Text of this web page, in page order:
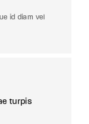
id diam vel
turpis